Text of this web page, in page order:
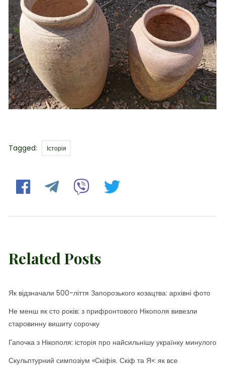
Tagged: Tags
Історія
Related Posts
Як відзначали 500-ліття Запорозького козацтва: архівні фото
Не менш як сто років: з прифронтового Нікополя вивезли
старовинну вишиту сорочку
Гапочка з Нікополя: історія про найсильнішу українку минулого
Скульптурний симпозіум «Скіфія. Скіф та Я»: як все